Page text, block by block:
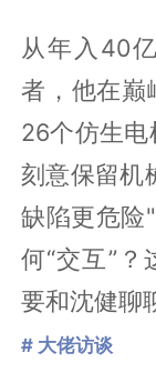
从年入40
者，他在巅
26个仿生
刻意保留
缺陷更危险
何“交互”
要和沈健聊
# 大佬访谈